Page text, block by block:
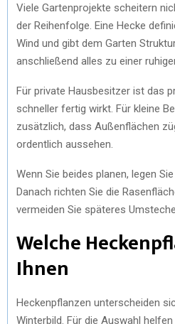
Viele Gartenprojekte scheitern
der Reihenfolge. Eine Hecke
Wind und gibt dem Garten
anschließend alles zu einer
Für private Hausbesitzer ist das
schneller fertig wirkt. Für kleine
zusätzlich, dass Außenflächen
ordentlich aussehen.
Wenn Sie beides planen, legen
Danach richten Sie die
vermeiden Sie späteres
Welche
Ihnen
Heckenpflanzen unterscheiden
Winterbild. Für die Auswahl